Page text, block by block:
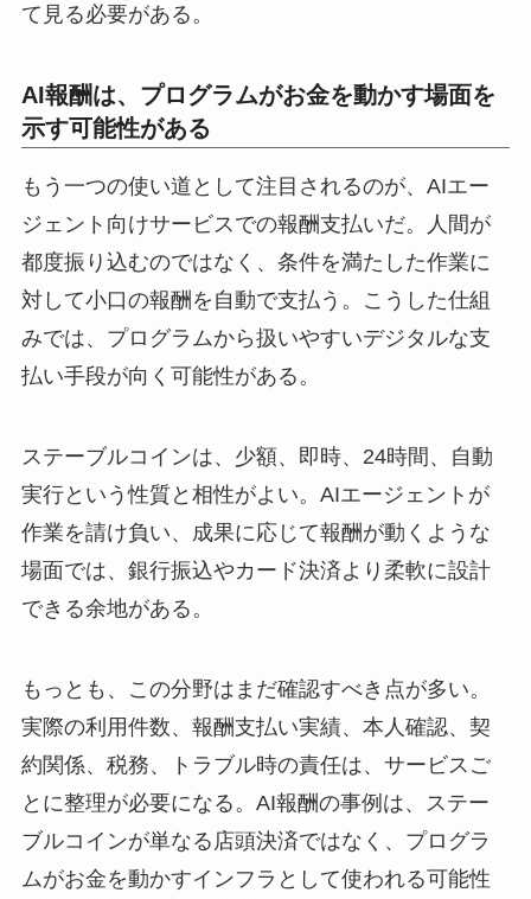
て見る必要がある。
AI報酬は、プログラムがお金を動かす場面を
示す可能性がある
もう一つの使い道として注目されるのが、AIエー
ジェント向けサービスでの報酬支払いだ。人間が
都度振り込むのではなく、条件を満たした作業に
対して小口の報酬を自動で支払う。こうした仕組
みでは、プログラムから扱いやすいデジタルな支
払い手段が向く可能性がある。
ステーブルコインは、少額、即時、24時間、自動
実行という性質と相性がよい。AIエージェントが
作業を請け負い、成果に応じて報酬が動くような
場面では、銀行振込やカード決済より柔軟に設計
できる余地がある。
もっとも、この分野はまだ確認すべき点が多い。
実際の利用件数、報酬支払い実績、本人確認、契
約関係、税務、トラブル時の責任は、サービスご
とに整理が必要になる。AI報酬の事例は、ステー
ブルコインが単なる店頭決済ではなく、プログラ
ムがお金を動かすインフラとして使われる可能性